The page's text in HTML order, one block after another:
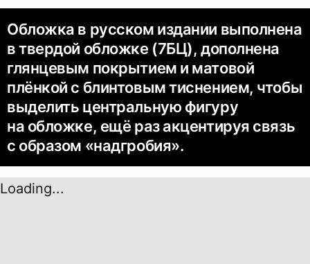
Обложка в русском издании выполнена
в твердой обложке (7БЦ), дополнена
глянцевым покрытием и матовой
плёнкой с блинтовым тиснением, чтобы
выделить центральную фигуру
на обложке, ещё раз акцентируя связь
с образом «надгробия».
Loading...